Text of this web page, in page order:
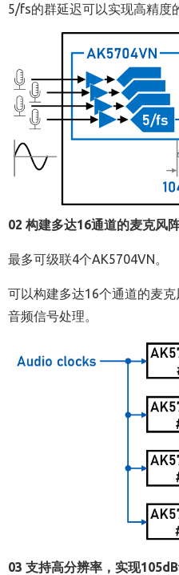
5/fs的群延迟可以实现高精度
02 构建多达16通道的麦克风
最多可级联4个AK5704VN。
可以构建多达16个通道的麦
音频信号处理。
03 支持高分辨率，实现